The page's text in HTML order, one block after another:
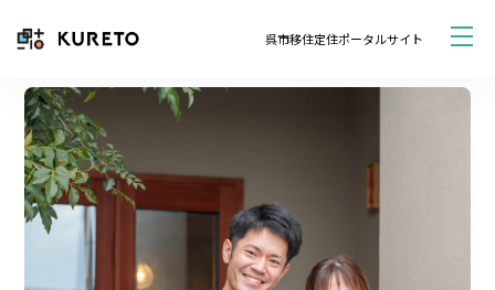
呉市移住定住ポータルサイト